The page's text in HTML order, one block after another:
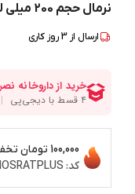
نرمال حجم 200 میلی لیتر
ارسال از 3روز کاری
100,000 تومان
کد: